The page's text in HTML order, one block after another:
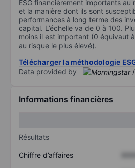
ESG financièrement importants au
et la manière dont ils sont
performances à long terme des
capital. L’échelle va de 0 à 100.
moins il est important (0 équivaut
au risque le plus élevé).
Télécharger la méthodologie
Data provided by
/
Informations financières
Résultats
Chiffre d’affaires